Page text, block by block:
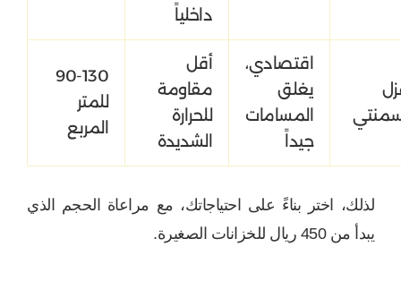
داخلياً
اقتصادي،
يغلق
المسامات
جيداً
أقل
مقاومة
للحرارة
الشديدة
90-130
للمتر
المربع
لذلك، اختر بناءً على احتياجاتك، مع مراعاة الحجم الذي
يبدأ من 450 ريال للخزانات الصغيرة.